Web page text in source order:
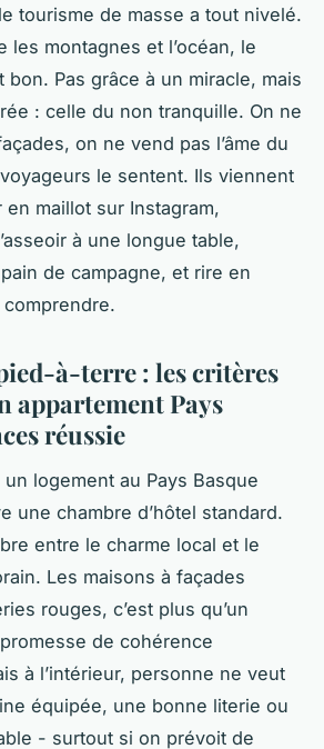
tourisme de masse a tout nivelé.
les montagnes et l’océan, le
bon. Pas grâce à un miracle, mais
: celle du non tranquille. On ne
on ne vend pas l’âme du
le sentent. Ils viennent
maillot sur Instagram,
à une longue table,
de campagne, et rire en
à-terre : les critères
appartement Pays
réussie
logement au Pays Basque
une chambre d’hôtel standard.
entre le charme local et le
Les maisons à façades
rouges, c’est plus qu’un
de cohérence
à l’intérieur, personne ne veut
équipée, une bonne literie ou
- surtout si on prévoit de